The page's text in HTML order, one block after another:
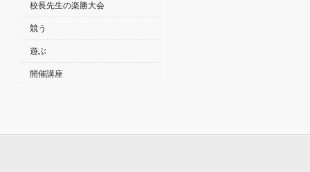
校長先生の楽勝大会
競う
遊ぶ
開催講座